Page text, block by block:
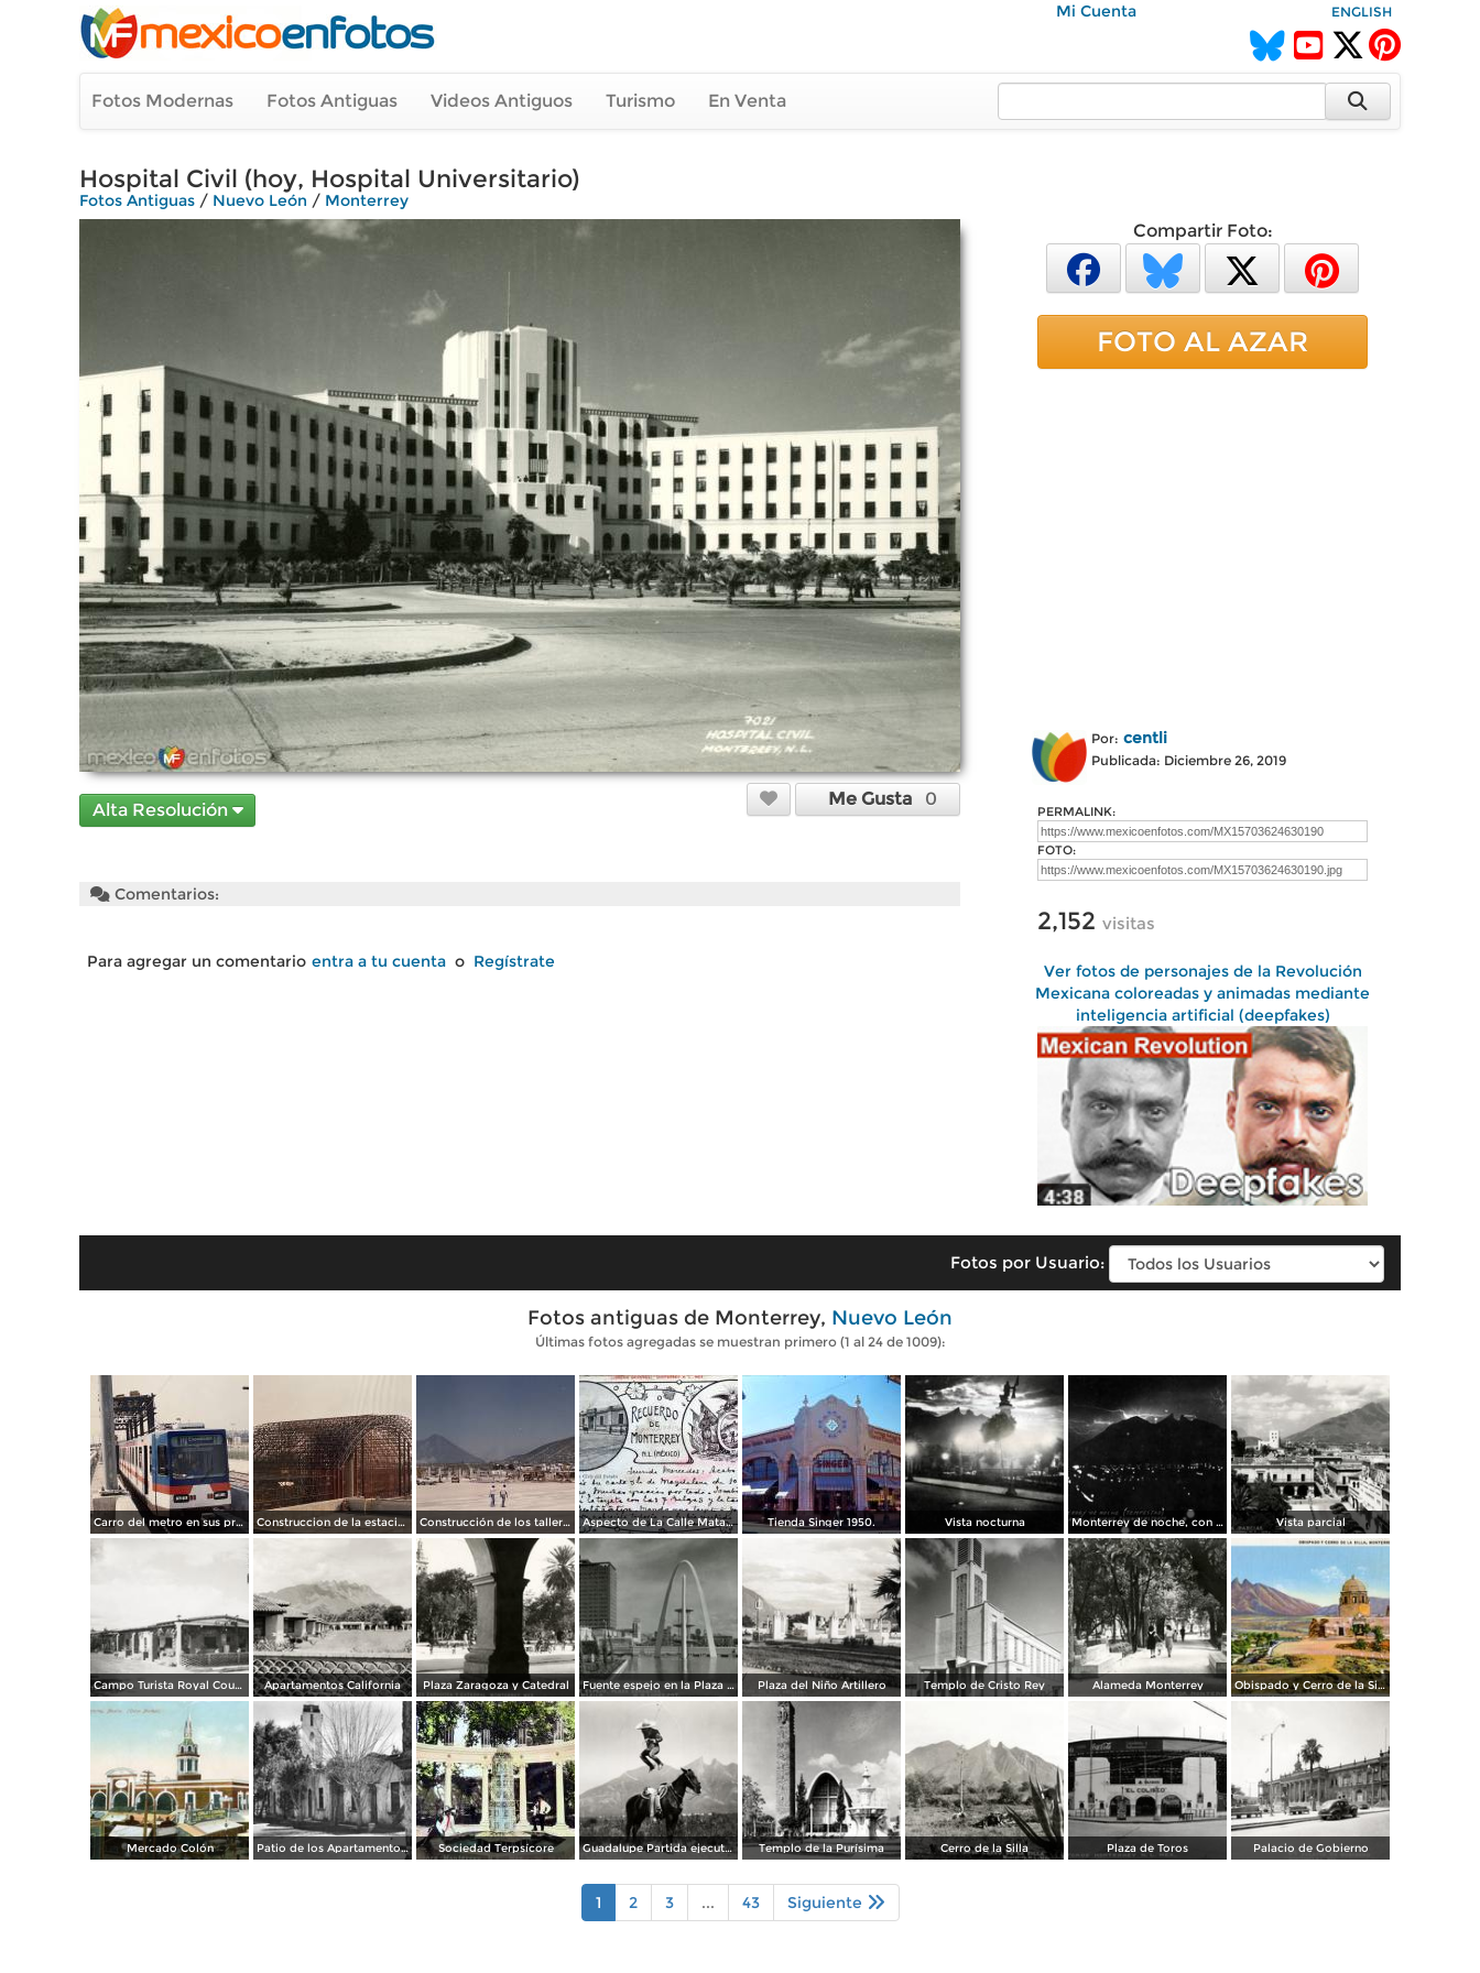
Mi Cuenta ENGLISH
Fotos Modernas Fotos Antiguas Videos Antiguos Turismo En Venta
Hospital Civil (hoy, Hospital Universitario)
Fotos Antiguas / Nuevo León / Monterrey
Alta Resolución
Me Gusta 0
Comentarios:
Para agregar un comentario entra a tu cuenta o Regístrate
Compartir Foto:
FOTO AL AZAR
Por: centli
Publicada: Diciembre 26, 2019
PERMALINK:
FOTO:
2,152 visitas
Ver fotos de personajes de la Revolución
Mexicana coloreadas y animadas mediante
inteligencia artificial (deepfakes)
Fotos por Usuario:
Fotos antiguas de Monterrey, Nuevo León
Últimas fotos agregadas se muestran primero (1 al 24 de 1009):
Carro del metro en sus primeras pruebas durante 1990 Construccion de la estacion cuauhtemoc Construcción de los talleres del metro Aspecto de La Calle Matamoros ( Circulada el 8 de Abril de 1912 ). Tienda Singer 1950. Vista nocturna Monterrey de noche, con tempestad Vista parcial
Campo Turista Royal Courts Apartamentos California Plaza Zaragoza y Catedral Fuente espejo en la Plaza Zaragoza Plaza del Niño Artillero Templo de Cristo Rey Alameda Monterrey Obispado y Cerro de la Silla
Mercado Colón Patio de los Apartamentos Regina Sociedad Terpsícore Guadalupe Partida ejecutando una charrería con lazo Templo de la Purísima Cerro de la Silla Plaza de Toros Palacio de Gobierno
1 2 3 ... 43 Siguiente